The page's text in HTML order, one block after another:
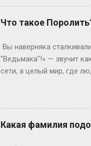
ключевое «однако»,
инспектор. Где же тогда
Раньше, в эпоху
рамка для картины. Саму
Что такое
Вы наверняка
"Ведьмака"!» — звучит
сети, а целый мир, где
ролевая кухня Слово
ролевиков. Если раньше
они перекочевали в
взаимодействовать,
когда даже
Какая фамилия